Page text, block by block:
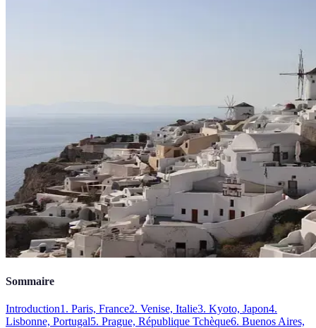
Sommaire
Introduction1. Paris, France2. Venise, Italie3. Kyoto, Japon4.
Lisbonne, Portugal5. Prague, République Tchèque6. Buenos Aires,